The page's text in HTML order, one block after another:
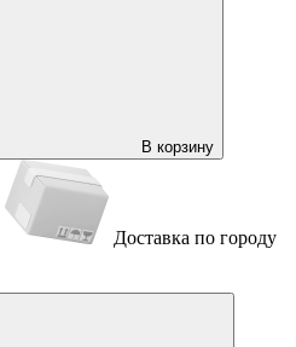
В корзину
Доставка по городу